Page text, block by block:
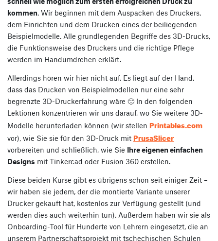
kommen. Wir beginnen mit dem Auspacken des Druckers,
dem Einrichten und dem Drucken eines der beiliegenden
Beispielmodelle. Alle grundlegenden Begriffe des 3D-Drucks,
die Funktionsweise des Druckers und die richtige Pflege
werden im Handumdrehen erklärt.
Allerdings hören wir hier nicht auf. Es liegt auf der Hand,
dass das Drucken von Beispielmodellen nur eine sehr
begrenzte 3D-Druckerfahrung wäre 🙂 In den folgenden
Lektionen konzentrieren wir uns darauf, wo Sie weitere 3D-
Modelle herunterladen können (wir stellen Printables.com
vor), wie Sie sie für den 3D-Druck mit PrusaSlicer
vorbereiten und schließlich, wie Sie Ihre eigenen einfachen
Designs mit Tinkercad oder Fusion 360 erstellen.
Diese beiden Kurse gibt es übrigens schon seit einiger Zeit –
wir haben sie jedem, der die montierte Variante unserer
Drucker gekauft hat, kostenlos zur Verfügung gestellt (und
werden dies auch weiterhin tun). Außerdem haben wir sie als
Onboarding-Tool für Hunderte von Lehrern eingesetzt, die an
unserem Partnerschaftsprojekt mit tschechischen Schulen